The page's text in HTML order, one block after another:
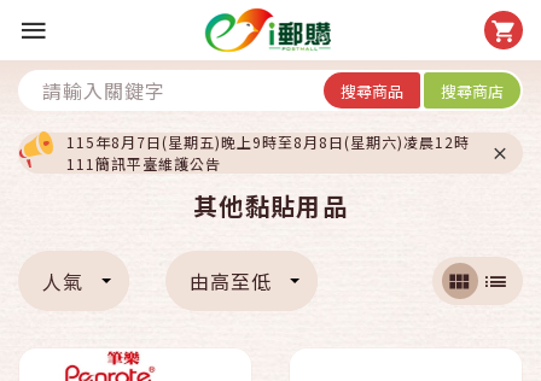
搜尋商品 搜尋商店
115年8月7日(星期五)晚上9時至8月8日(星期六)凌晨12時
111簡訊平臺維護公告
其他黏貼用品
人氣 由高至低